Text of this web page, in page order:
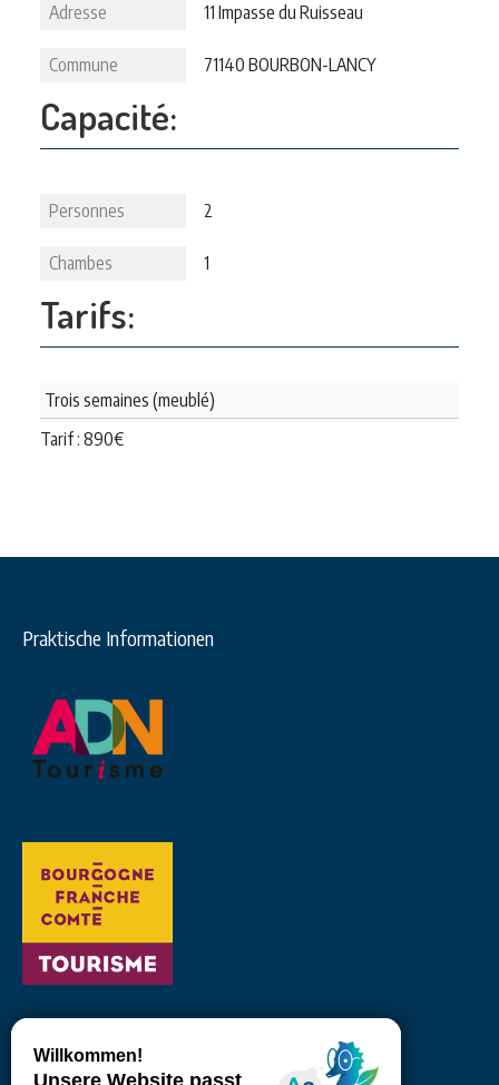
Adresse 11 Impasse du Ruisseau
Commune 71140 BOURBON-LANCY
Capacité:
Personnes 2
Chambes 1
Tarifs:
Trois semaines (meublé)
Tarif : 890€
Praktische Informationen